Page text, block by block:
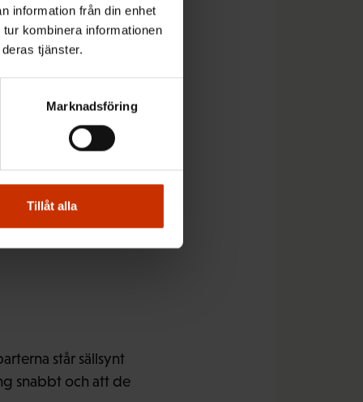
information från din enhet
kombinera informationen
tjänster.
Marknadsföring
Tillåt alla
definierar
måste komma
av den orsaken
står sällsynt
snabbt och att de